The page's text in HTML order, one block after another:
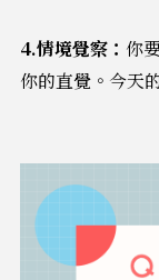
4.情境覺察： 你
你的直覺。今天